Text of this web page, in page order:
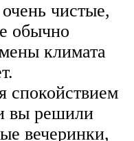
чистые,
обычно
климата
спокойствием
вы решили
вечеринки,